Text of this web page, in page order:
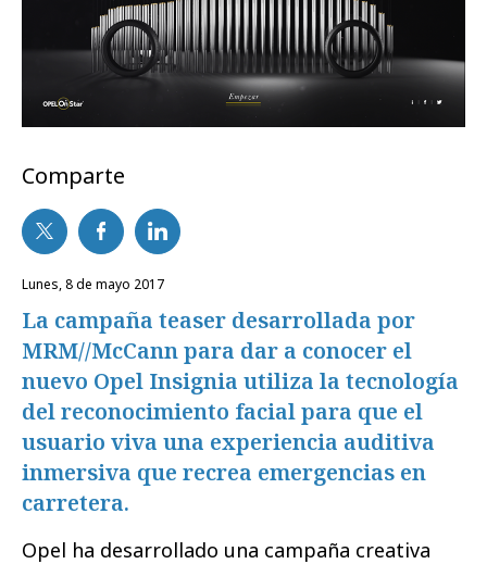
Comparte
lunes, 8 de mayo 2017
La campaña teaser desarrollada por
MRM//McCann para dar a conocer el
nuevo Opel Insignia utiliza la tecnología
del reconocimiento facial para que el
usuario viva una experiencia auditiva
inmersiva que recrea emergencias en
carretera.
Opel ha desarrollado una campaña creativa